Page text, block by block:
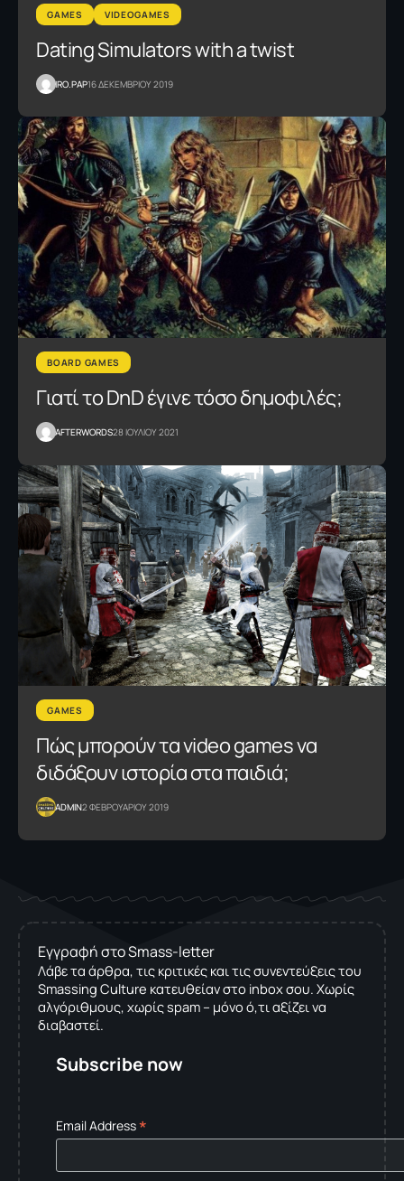
GAMES VIDEOGAMES
Dating Simulators with a twist
IRO.PAP16 ΔΕΚΕΜΒΡΙΟΥ 2019
BOARD GAMES
Γιατί το DnD έγινε τόσο δημοφιλές;
AFTERWORDS28 ΙΟΥΛΙΟΥ 2021
GAMES
Πώς μπορούν τα video games να
διδάξουν ιστορία στα παιδιά;
ADMIN2 ΦΕΒΡΟΥΑΡΙΟΥ 2019
Εγγραφή στο Smass-letter
Λάβε τα άρθρα, τις κριτικές και τις συνεντεύξεις του
Smassing Culture κατευθείαν στο inbox σου. Χωρίς
αλγόριθμους, χωρίς spam – μόνο ό,τι αξίζει να
διαβαστεί.
Subscribe now
Email Address*